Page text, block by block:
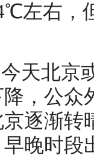
左右，
天北京
，公
逐渐转
晚时段